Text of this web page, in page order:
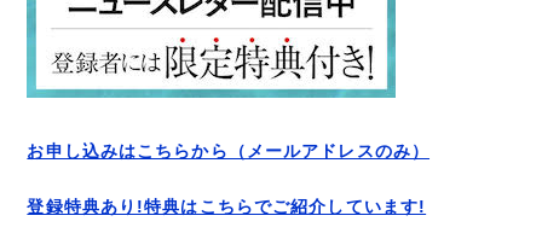
お申し込みはこちらから（メールアドレスのみ）
登録特典あり!特典はこちらでご紹介しています!